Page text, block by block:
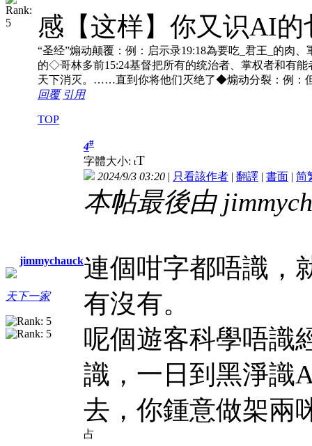
感【这样】你又识AI的
“圣经”煽动颠覆：例：启示录19:18為要吃_君王_的肉
的◇哥林多前15:24基督把所有的统治者、掌权者和有
天下消灭。……直到你将他们灭绝了◆煽动分裂：例：
回覆 引用
TOP
jimmychauck
天下一家
4#
字體大小: tT
2024/9/3 03:20 | 只看該作者 | 翻譯 | 書面 | 简
本帖最後由
連個咁字都唔識，
有沒有。
呢個遊客科學唔識
識，一日到黑淨識
去，你鍾意做架兩
占